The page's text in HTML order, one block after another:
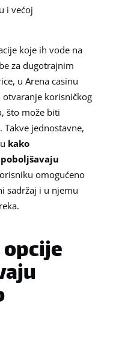
i većoj
koje ih vode na
za dugotrajnim
u Arena casinu
korisničkog
što može biti
jednostavne,
kako
omogućeno
sadržaj i u njemu